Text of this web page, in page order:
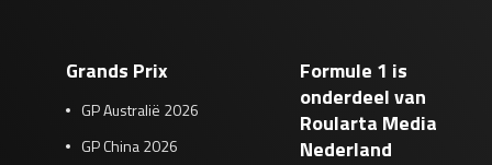
Grands Prix
GP Australië 2026
GP China 2026
Formule 1 is
onderdeel van
Roularta Media
Nederland